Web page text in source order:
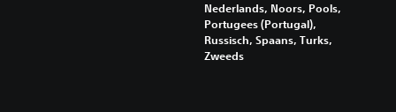
Nederlands, Noors, Pools,
Portugees (Portugal),
Russisch, Spaans, Turks,
Zweeds